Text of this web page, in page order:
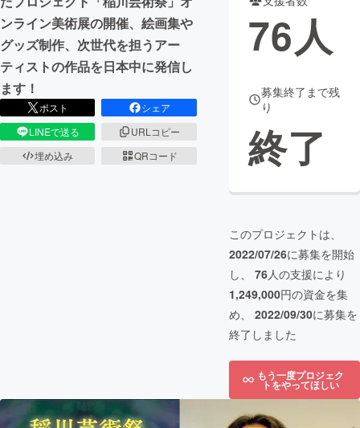
ンライン美術展の開催、絵画集や
グッズ制作、次世代を担うアー
ティストの作品を日本中に発信し
ます！
ポスト
シェア
LINEで送る
URLコピー
埋め込み
QRコード
76人
募集終了まで残
り
終了
このプロジェクトは、
2022/07/26に募集を開始
し、 76人の支援により
1,249,000円の資金を集
め、 2022/09/30に募集を
終了しました
もう一度プロジェク
トをやってほしい